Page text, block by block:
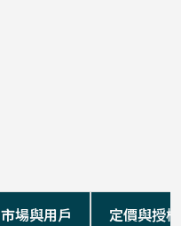
市場與用戶 定價與授權